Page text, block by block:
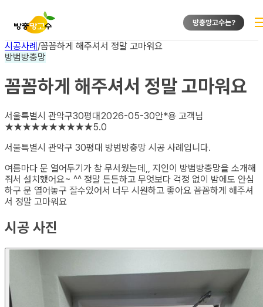
방충망고수는?
시공사례/꼼꼼하게 해주셔서 정말 고마워요
방범방충망
꼼꼼하게 해주셔서 정말 고마워요
서울특별시 관악구30평대2026-05-30안*용 고객님
★★★★★★★★★★5.0
서울특별시 관악구 30평대 방범방충망 시공 사례입니다.
여름마다 문 열어두기가 참 무서웠는데,, 지인이 방범방충망을 소개해
줘서 설치했어요~ ^^ 정말 튼튼하고 무엇보다 걱정 없이 밤에도 안심
하구 문 열어놓구 잘수있어서 너무 시원하고 좋아요 꼼꼼하게 해주셔
서 정말 고마워요
시공 사진